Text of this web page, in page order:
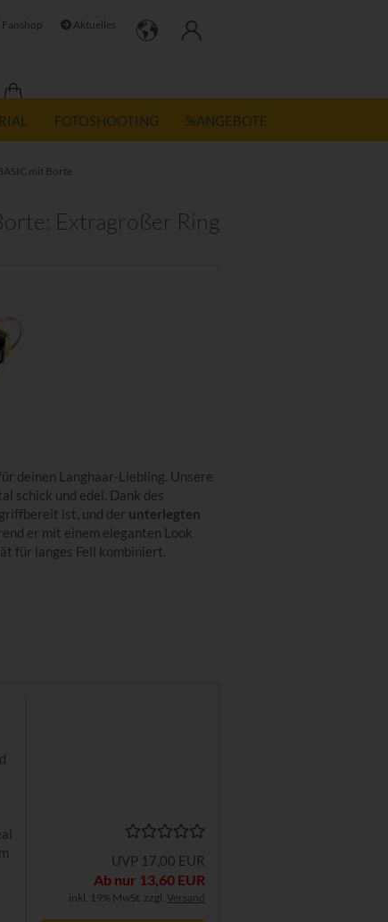
Aktuelles
FOTOSHOOTING %ANGEBOTE
mit Borte
Extragroßer Ring
deinen Langhaar-Liebling. Unsere
schick und edel. Dank des
ist, und der unterlegten
er mit einem eleganten Look
für langes Fell kombiniert.
UVP 17,00 EUR
Ab nur 13,60 EUR
inkl. 19% MwSt. zzgl. Versand